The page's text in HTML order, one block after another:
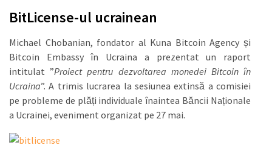
BitLicense-ul ucrainean
Michael Chobanian, fondator al Kuna Bitcoin Agency și
Bitcoin Embassy în Ucraina a prezentat un raport
intitulat ”Proiect pentru dezvoltarea monedei Bitcoin în
Ucraina”. A trimis lucrarea la sesiunea extinsă a comisiei
pe probleme de plăți individuale înaintea Băncii Naționale
a Ucrainei, eveniment organizat pe 27 mai.